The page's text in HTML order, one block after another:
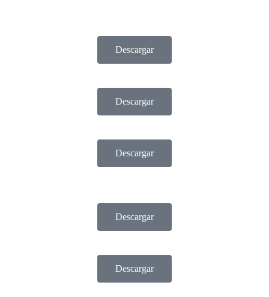
Descargar
Descargar
Descargar
Descargar
Descargar